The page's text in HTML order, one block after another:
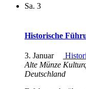
Sa. 3
Historische
3. Januar
Alte Münze
Deutschland